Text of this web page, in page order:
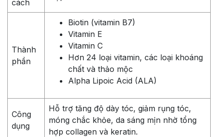
cách
Thành
phần
Biotin (vitamin B7)
Vitamin E
Vitamin C
Hơn 24 loại vitamin, các loại khoáng
chất và thảo mộc
Alpha Lipoic Acid (ALA)
Công
dụng
Hỗ trợ tăng độ dày tóc, giảm rụng tóc,
móng chắc khỏe, da sáng mịn nhờ tổng
hợp collagen và keratin.